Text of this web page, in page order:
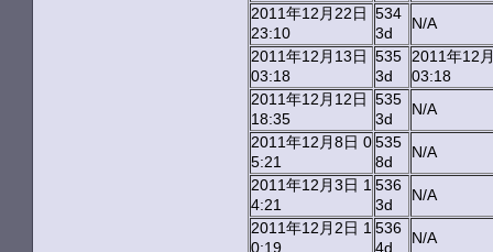
2011年12月22日
23:10
534
3d
N/A
2011年12月13日
03:18
535
3d
2011年12
03:18
2011年12月12日
18:35
535
3d
N/A
2011年12月8日 0
5:21
535
8d
N/A
2011年12月3日 1
4:21
536
3d
N/A
2011年12月2日 1
0:19
536
4d
N/A